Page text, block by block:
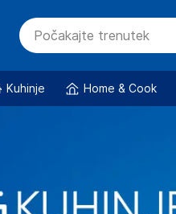
Kuhinje Home & Cook